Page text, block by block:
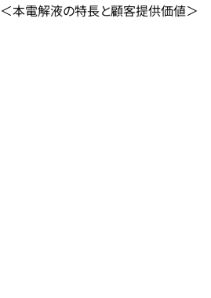
＜本電解液の特長と顧客提供価値＞